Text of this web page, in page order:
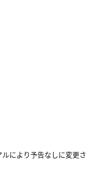
により予告なしに変更さ